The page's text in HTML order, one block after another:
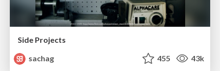
Side Projects
sachag
455 43k